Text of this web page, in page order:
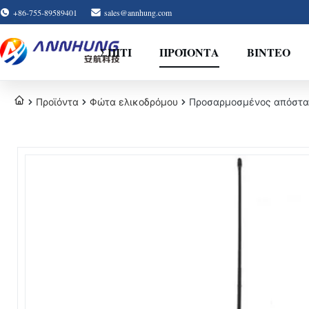
+86-755-89589401 sales@annhung.com
ΣΠΊΤΙ ΠΡΟΪΌΝΤΑ ΒΊΝΤΕΟ
Προϊόντα Φώτα ελικοδρόμου Προσαρμοσμένος